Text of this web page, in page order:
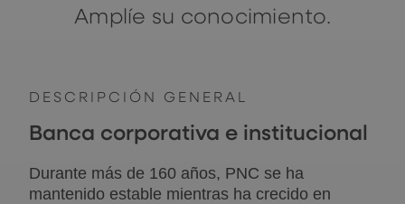
Amplíe su conocimiento.
DESCRIPCIÓN GENERAL
Banca corporativa e institucional
Durante más de 160 años, PNC se ha
mantenido estable mientras ha crecido en